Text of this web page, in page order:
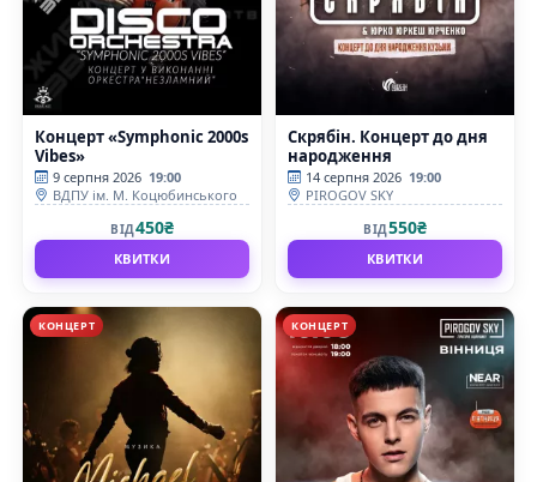
Концерт «Symphonic 2000s
Vibes»
9 серпня 2026 19:00
ВДПУ ім. М. Коцюбинського
ВІД450₴
КВИТКИ
Скрябін. Концерт до дня
народження
14 серпня 2026 19:00
PIROGOV SKY
ВІД550₴
КВИТКИ
КОНЦЕРТ КОНЦЕРТ